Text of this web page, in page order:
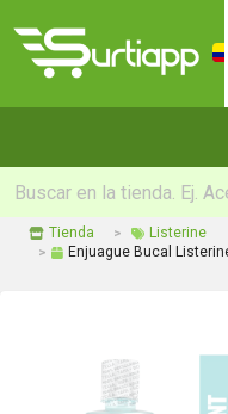
Tienda
Listerine
Enjuague Bucal